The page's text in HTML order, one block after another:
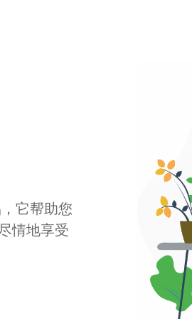
它帮助您
情地享受